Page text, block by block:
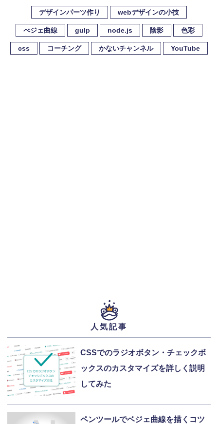
デザインパーツ作り webデザインの小技
べジェ曲線 gulp node.js 陰影 色彩
css コーチング かないチャンネル YouTube
人気記事
CSSでのラジオボタン・チェックボ
ックスのカスタマイズを詳しく説明
してみた
ペンツールでベジェ曲線を描くコツ